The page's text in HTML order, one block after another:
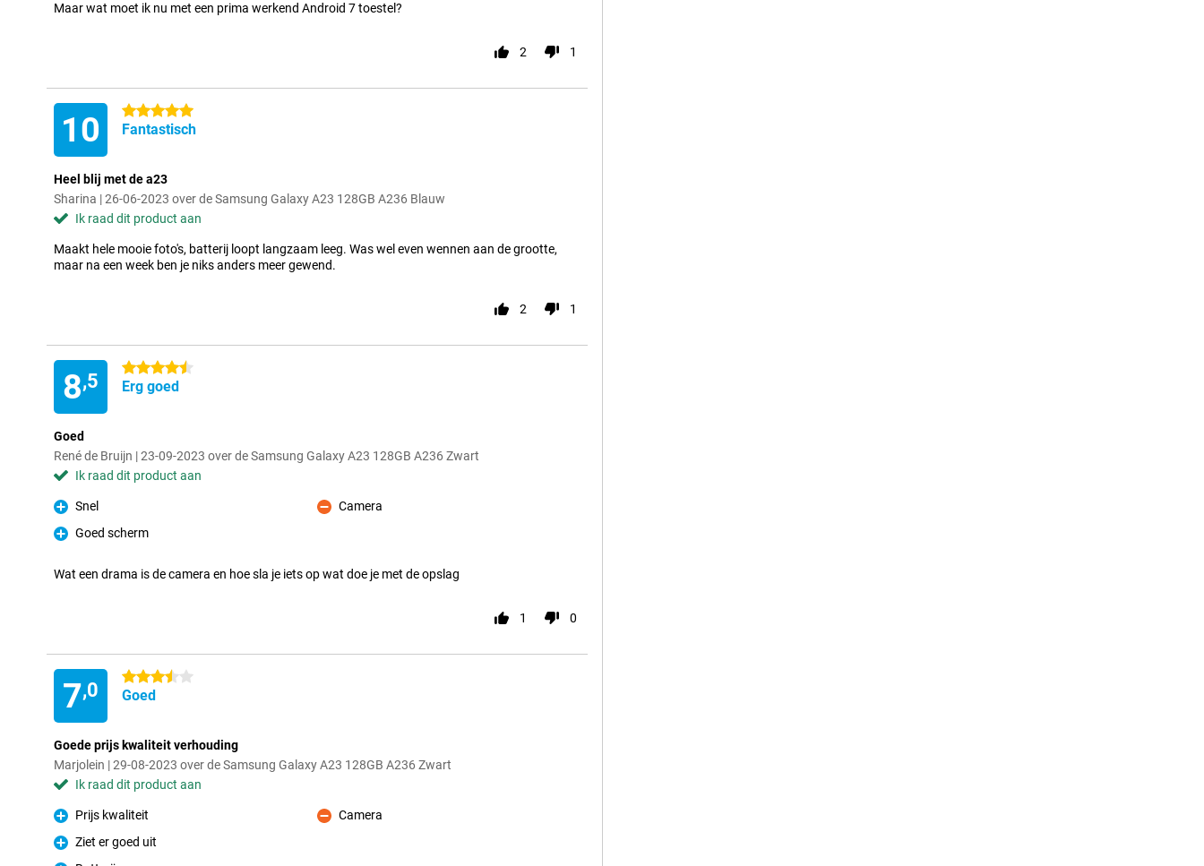
Maar wat moet ik nu met een prima werkend Android 7 toestel?
2 1
10 5 sterren
Fantastisch
Heel blij met de a23
Sharina | 26-06-2023 over de Samsung Galaxy A23 128GB A236 Blauw
Ik raad dit product aan
Maakt hele mooie foto's, batterij loopt langzaam leeg. Was wel even wennen aan de grootte,
maar na een week ben je niks anders meer gewend.
2 1
8,5
4.5 sterren
Erg goed
Goed
René de Bruijn | 23-09-2023 over de Samsung Galaxy A23 128GB A236 Zwart
Ik raad dit product aan
Pluspunt
Snel
Pluspunt
Goed scherm
Minpunt
Camera
Wat een drama is de camera en hoe sla je iets op wat doe je met de opslag
1 0
7,0
3.5 sterren
Goed
Goede prijs kwaliteit verhouding
Marjolein | 29-08-2023 over de Samsung Galaxy A23 128GB A236 Zwart
Ik raad dit product aan
Pluspunt
Prijs kwaliteit
Pluspunt
Ziet er goed uit
Minpunt
Camera